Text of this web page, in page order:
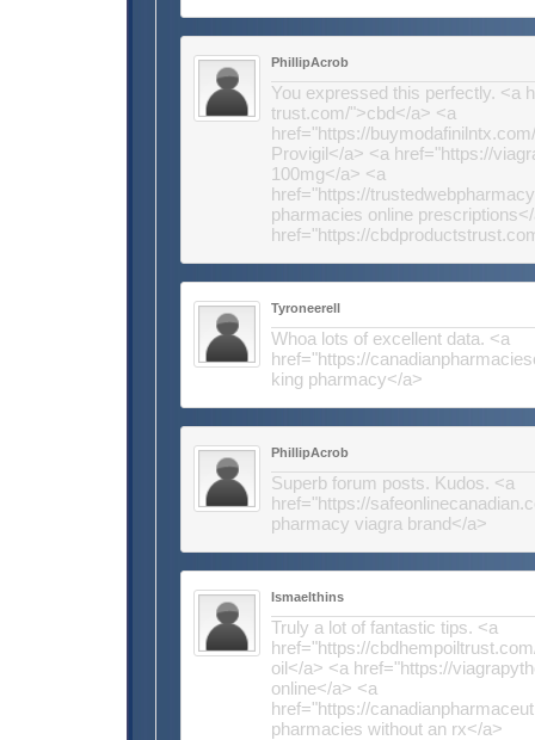
PhillipAcrob
You expressed this perfectly. <a
trust.com/">cbd</a> <a
href="https://
Provigil</a> <a href="https://
100mg</a> <a
href="https://
pharmacies online
href="https://
Tyroneerell
Whoa lots of excellent data. <a
href="https://
king pharmacy</a>
PhillipAcrob
Superb forum posts. Kudos. <a
href="https://
pharmacy viagra brand</a>
Ismaelthins
Truly a lot of fantastic tips. <a
href="https://
oil</a> <a href="https://
online</a> <a
href="https://
pharmacies without an rx</a>